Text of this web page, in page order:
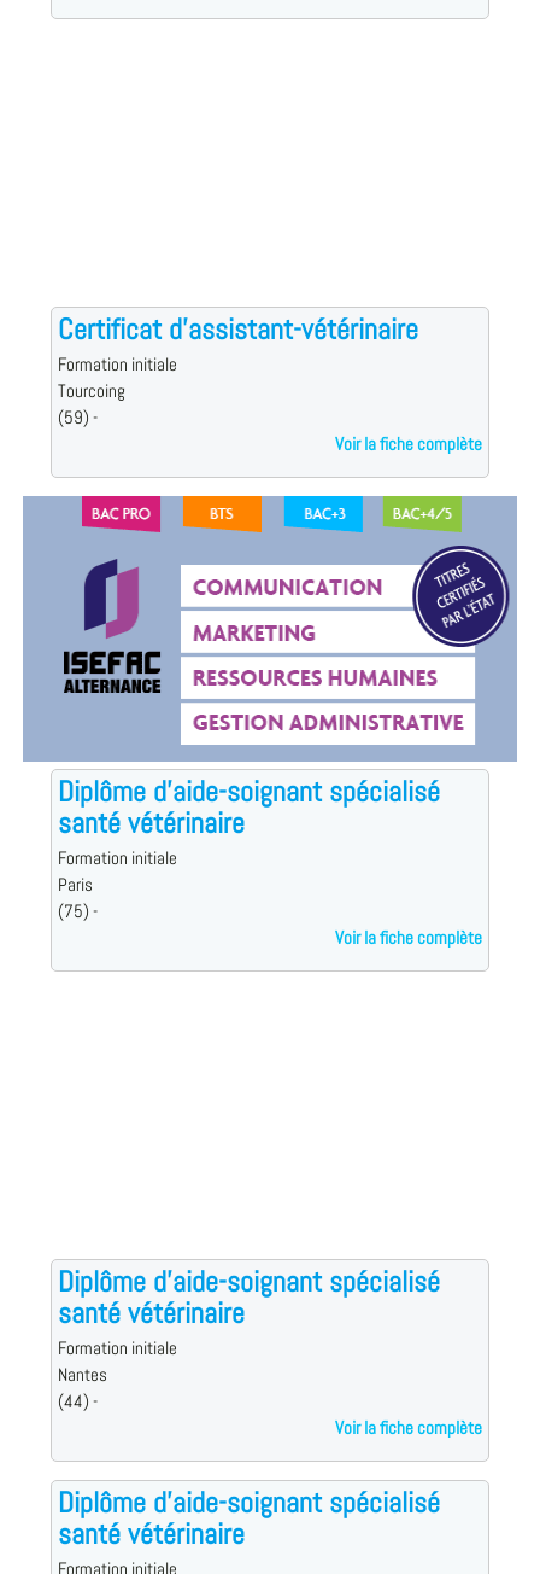
Certificat d'assistant-vétérinaire
Formation initiale
Tourcoing
(59) -
Voir la fiche complète
Diplôme d'aide-soignant spécialisé
santé vétérinaire
Formation initiale
Paris
(75) -
Voir la fiche complète
Diplôme d'aide-soignant spécialisé
santé vétérinaire
Formation initiale
Nantes
(44) -
Voir la fiche complète
Diplôme d'aide-soignant spécialisé
santé vétérinaire